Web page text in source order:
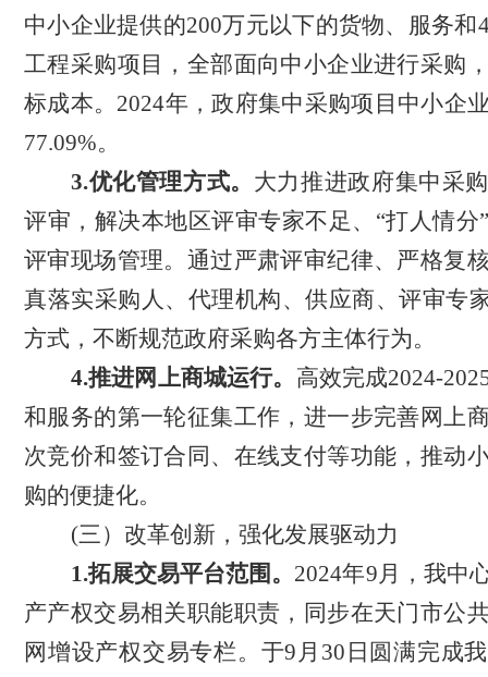
中小企业提供的200万元以下的货物、服务和
工程采购项目，全部面向中小企业进行采购
标成本。2024年，政府集中采购项目中小企
77.09%。
3.优化管理方式。 大力推进政府集中采
评审，解决本地区评审专家不足、 “打人情分
评审现场管理。通过严肃评审纪律、严格复
真落实采购人、代理机构、供应商、评审专
方式，不断规范政府采购各方主体行为。
4.推进网上商城运行。 高效完成2024-
和服务的第一轮征集工作，进一步完善网上
次竞价和签订合同、在线支付等功能，推动
购的便捷化。
(三） 改革创新，强化发展驱动力
1.拓展交易平台范围。 2024年9月，我中
产产权交易相关职能职责，同步在天门市公
网增设产权交易专栏。于9月30日圆满完成